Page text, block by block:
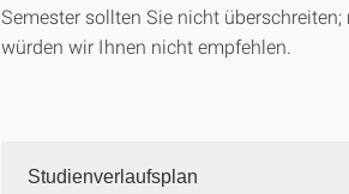
Semester sollten Sie nicht
würden wir Ihnen nicht empfehlen.
Studienverlaufsplan